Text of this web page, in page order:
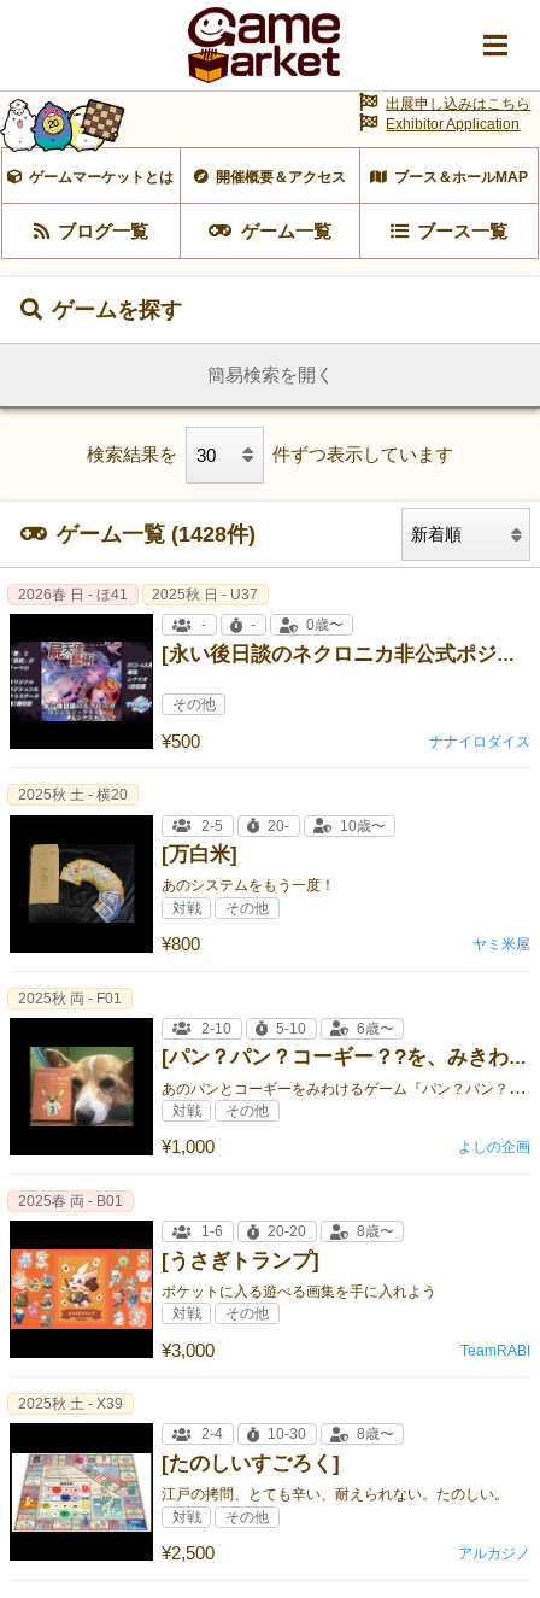
ゲームマーケットとは 開催概要＆アクセス ブース＆ホールMAP
ブログ一覧 ゲーム一覧 ブース一覧
出展申し込みはこちら
Exhibitor Application
ゲームを探す
簡易検索を開く
検索結果を 件ずつ表示しています
ゲーム一覧 (1428件)
[永い後日談のネクロニカ非公式ポジション・クラス&シナリオブック「屍天使の藝術」(してんしのげいじゅつ)]
¥500
2026春 日 - ほ41
2025秋 日 - U37
-
- 0歳〜
その他
ナナイロダイス
[万白米]
あのシステムをもう一度！
¥800
2025秋 土 - 横20
2-5
20- 10歳〜
対戦 その他
ヤミ米屋
[パン？パン？コーギー？?を、みきわめたい！３]
あ
のパンとコーギーをみわけるゲーム『パン？パン？コーギー？？をみきわめたい！』がついに３作目！
¥1,000
2025秋 両 - F01
2-10
5-10 6歳〜
対戦 その他
よしの企画
[うさぎトランプ]
ポケットに入る遊べる画集を手に入れよう
¥3,000
2025春 両 - B01
1-6
20-20 8歳〜
対戦 その他
TeamRABI
[たのしいすごろく]
江戸の拷問、とても辛い、耐えられない。たのしい。
¥2,500
2025秋 土 - X39
2-4
10-30 8歳〜
対戦 その他
アルカジノ